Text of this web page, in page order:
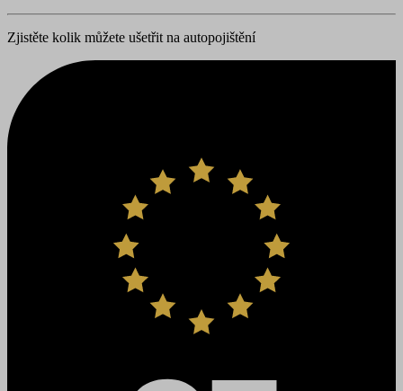
Zjistěte kolik můžete ušetřit na autopojištění